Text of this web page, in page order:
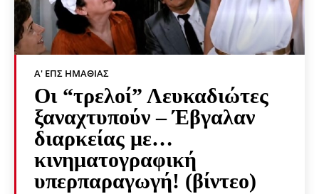
Α' ΕΠΣ ΗΜΑΘΊΑΣ
Οι “τρελοί” Λευκαδιώτες
ξαναχτυπούν – Έβγαλαν
διαρκείας με…
κινηματογραφική
υπερπαραγωγή! (βίντεο)